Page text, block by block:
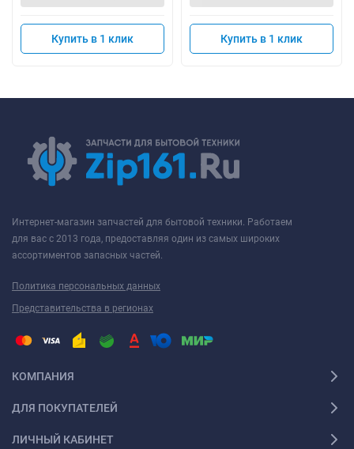
Купить в 1 клик Купить в 1 клик
Интернет-магазин запчастей для бытовой техники. Работаем
для вас с 2013 года, предоставляя один из самых широких
ассортиментов запасных частей.
Политика персональных данных
Представительства в регионах
КОМПАНИЯ
ДЛЯ ПОКУПАТЕЛЕЙ
ЛИЧНЫЙ КАБИНЕТ